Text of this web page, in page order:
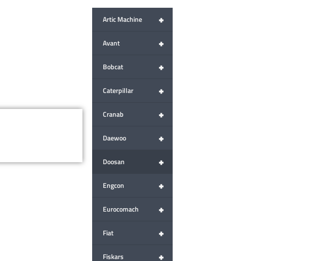
+
Artic Machine
+
Avant
+
Bobcat
+
Caterpillar
+
Cranab
+
Daewoo
+
Doosan
+
Engcon
+
Eurocomach
+
Fiat
+
Fiskars